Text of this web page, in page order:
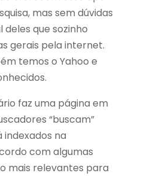
mas sem dúvidas
que sozinho
gerais pela internet.
temos o Yahoo e
faz uma página em
“buscam”
na
com algumas
mais relevantes para